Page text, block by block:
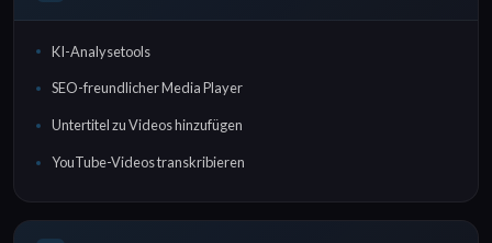
KI-Analysetools
SEO-freundlicher Media Player
Untertitel zu Videos hinzufügen
YouTube-Videos transkribieren